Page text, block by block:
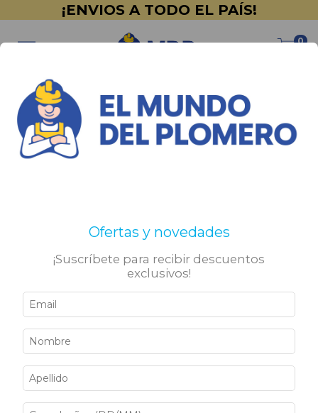
¡ENVIOS A TODO EL PAÍS!
0
Inicio > PINTURERÍA > Uxell > Latex > Interior
No tenemos resultados para tu búsqueda. Por favor,
intentá con otros filtros.
Sigamos conectados
Ofertas y novedades
¡Suscríbete para recibir descuentos
exclusivos!